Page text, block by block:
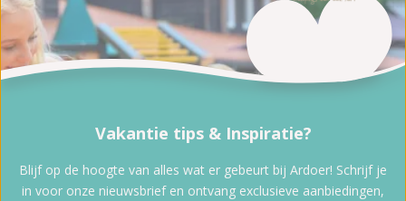
Vakantie tips & Inspiratie?
Blijf op de hoogte van alles wat er gebeurt bij Ardoer! Schrijf je
in voor onze nieuwsbrief en ontvang exclusieve aanbiedingen,